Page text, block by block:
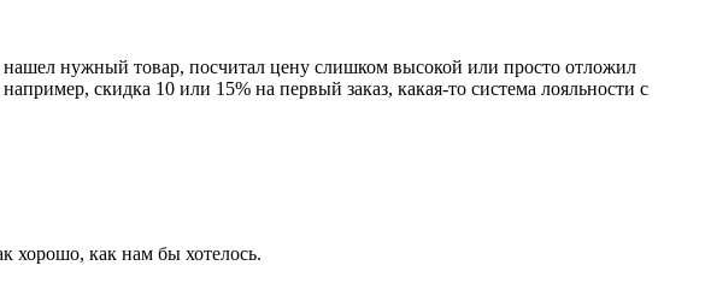
нужный товар, посчитал цену слишком высокой или просто отложил
скидка 10 или 15% на первый заказ, какая-то система лояльности с
хорошо, как нам бы хотелось.